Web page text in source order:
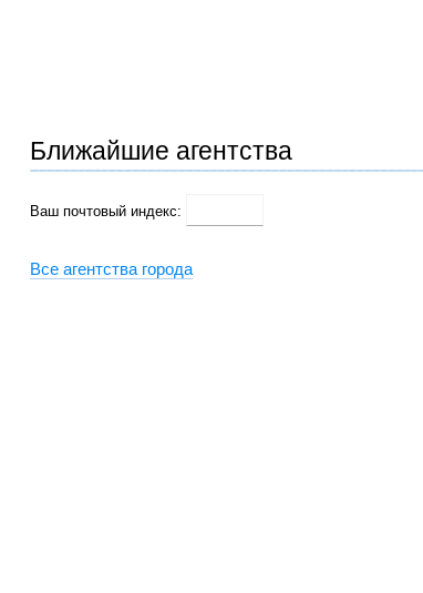
Ближайшие агентства
Ваш почтовый индекс:
Все агентства города